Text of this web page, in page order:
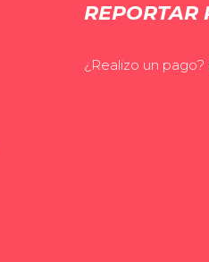
REPORTAR
¿Realizo un pago?